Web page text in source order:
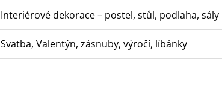
Interiérové dekorace – postel, stůl, podlaha, sály
Svatba, Valentýn, zásnuby, výročí, líbánky